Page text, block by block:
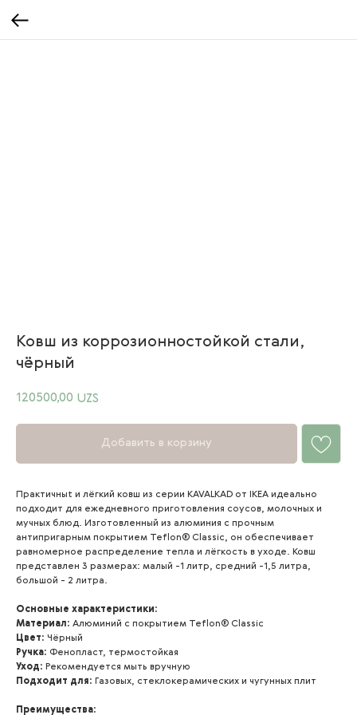
Ковш из коррозионностойкой стали,
чёрный
120500,00 UZS
Добавить в корзину
Практичныt и лёгкий ковш из серии KAVALKAD от IKEA идеально
подходит для ежедневного приготовления соусов, молочных и
мучных блюд. Изготовленный из алюминия с прочным
антипригарным покрытием Teflon® Classic, он обеспечивает
равномерное распределение тепла и лёгкость в уходе. Ковш
представлен 3 размерах: малый -1 литр, средний -1,5 литра,
большой - 2 литра.
Основные характеристики:
Материал: Алюминий с покрытием Teflon® Classic
Цвет: Чёрный
Ручка: Фенопласт, термостойкая
Уход: Рекомендуется мыть вручную
Подходит для: Газовых, стеклокерамических и чугунных плит
Преимущества: